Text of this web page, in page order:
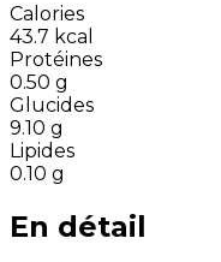
Calories
43.7 kcal
Protéines
0.50 g
Glucides
9.10 g
Lipides
0.10 g
En détail